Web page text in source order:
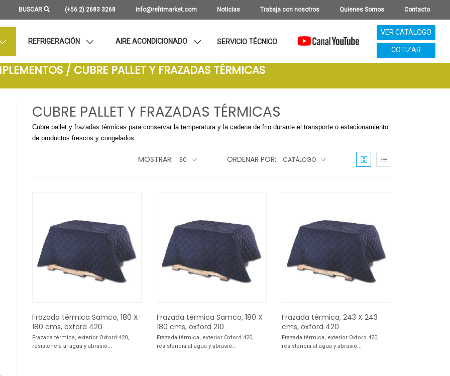
BUSCAR (+56 2) 2683 3268 info@refrimarket.com Noticias Trabaja con nosotros Quienes Somos Contacto
REFRIGERACIÓN AIRE ACONDICIONADO SERVICIO TÉCNICO
VER CATÁLOGO
COTIZAR
/ CUBRE PALLET Y FRAZADAS TÉRMICAS
CUBRE PALLET Y FRAZADAS TÉRMICAS
Cubre pallet y frazadas térmicas para conservar la temperatura y la cadena de frio durante el transporte o estacionamiento
de productos frescos y congelados
MOSTRAR: 30 ORDENAR POR: CATÁLOGO
Frazada térmica Samco, 180 X
180 cms, oxford 420
Frazada térmica, exterior Oxford 420,
resistencia al agua y abrasió...
Frazada térmica Samco, 180 X
180 cms, oxford 210
Frazada térmica, exterior Oxford 420,
resistencia al agua y abrasió...
Frazada térmica, 243 X 243
cms, oxford 420
Frazada térmica, exterior Oxford 420,
resistencia al agua y abrasió...